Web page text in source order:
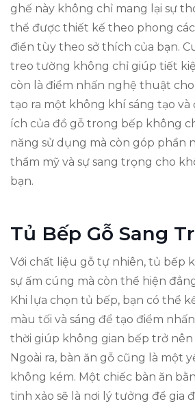
ghế này không chỉ mang lại sự
thể được thiết kế theo phong
điển tùy theo sở thích của bạn.
treo tường không chỉ giúp tiết
còn là điểm nhấn nghệ thuật
tạo ra một không khí sáng tạo và
ích của đồ gỗ trong bếp không
năng sử dụng mà còn góp phần
thẩm mỹ và sự sang trọng cho
bạn.
Tủ Bếp Gỗ Sang
Với chất liệu gỗ tự nhiên, tủ bếp
sự ấm cúng mà còn thể hiện
Khi lựa chọn tủ bếp, bạn có thể
màu tối và sáng để tạo điểm
thời giúp không gian bếp trở nên
Ngoài ra, bàn ăn gỗ cũng là một
không kém. Một chiếc bàn ăn
tinh xảo sẽ là nơi lý tưởng để gia